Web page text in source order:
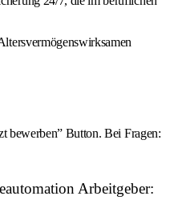
bewerben” Button. Bei Fragen:
Arbeitgeber: